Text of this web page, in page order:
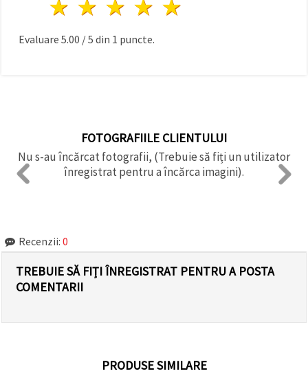
4 stele
3 stele
2 stele
1 stea
Evaluare 5.00 /5 din 1 puncte.
FOTOGRAFIILE CLIENTULUI
Nu s-au încărcat fotografii, (Trebuie să fiți un utilizator
înregistrat pentru a încărca imagini).
Recenzii: 0
TREBUIE SĂ FIȚI ÎNREGISTRAT PENTRU A POSTA
COMENTARII
PRODUSE SIMILARE